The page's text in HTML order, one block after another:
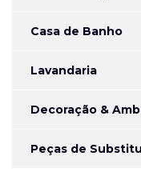
Casa de Banho
Lavandaria
Decoração &
Peças de